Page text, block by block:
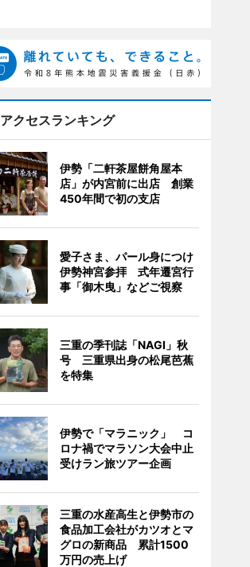
アクセスランキング
伊勢「二軒茶屋餅角屋本
店」が内宮前に出店 創業
450年間で初の支店
愛子さま、パール身につけ
伊勢神宮参拝 式年遷宮行
事「御木曳」などご視察
三重の季刊誌「NAGI」秋
号 三重県出身の松尾芭蕉
を特集
伊勢で「マラニック」 コ
ロナ禍でマラソン大会中止
受けラン旅ツアー企画
三重の水産高生と伊勢市の
食品加工会社がカツオとマ
グロの新商品 累計1500
万円の売上げ